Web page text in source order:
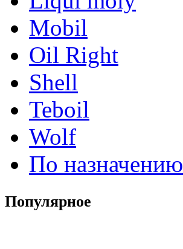
Mobil
Oil Right
Shell
Teboil
Wolf
По назначению
Популярное